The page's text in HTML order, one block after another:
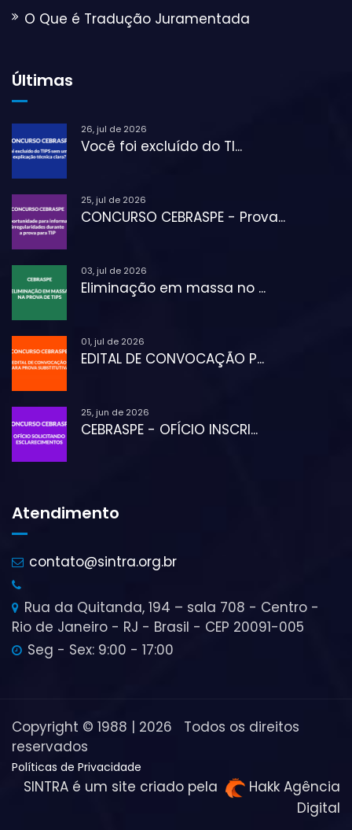
O Que é Tradução Juramentada
Últimas
26, jul de 2026
Você foi excluído do TI...
25, jul de 2026
CONCURSO CEBRASPE - Prova...
03, jul de 2026
Eliminação em massa no ...
01, jul de 2026
EDITAL DE CONVOCAÇÃO P...
25, jun de 2026
CEBRASPE - OFÍCIO INSCRI...
Atendimento
contato@sintra.org.br
Rua da Quitanda, 194 – sala 708 - Centro -
Rio de Janeiro - RJ - Brasil - CEP 20091-005
Seg - Sex: 9:00 - 17:00
Copyright © 1988 | 2026 Todos os direitos
reservados
Políticas de Privacidade
SINTRA é um site criado pela
Hakk Agência
Digital